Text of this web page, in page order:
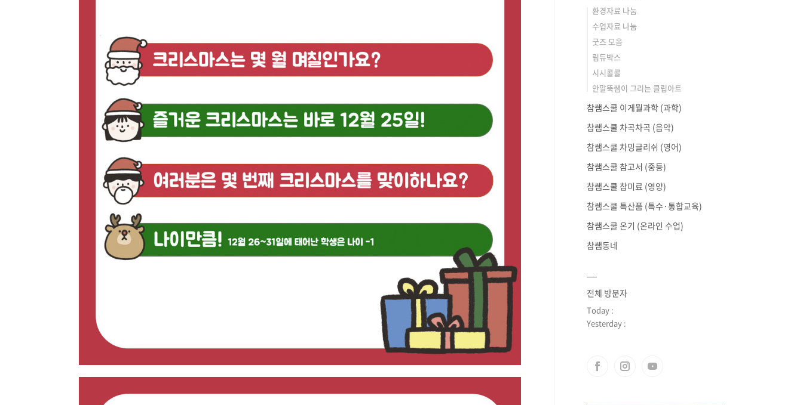
환경자료 나눔
수업자료 나눔
굿즈 모음
림듀박스
시시콜콜
안말뚝쌤이 그리는 클립아트
참쌤스쿨 이게뭘과학 (과학)
참쌤스쿨 차곡차곡 (음악)
참쌤스쿨 차밍글리쉬 (영어)
참쌤스쿨 참고서 (중등)
참쌤스쿨 참미료 (영양)
참쌤스쿨 특산품 (특수·통합교육)
참쌤스쿨 온기 (온라인 수업)
참쌤동네
전체 방문자
Today :
Yesterday :